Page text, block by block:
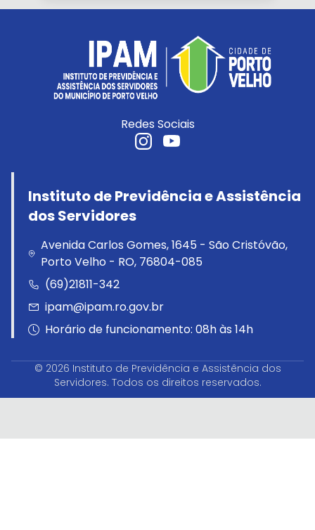
Redes Sociais
Instituto de Previdência e Assistência
dos Servidores
Avenida Carlos Gomes, 1645 - São Cristóvão,
Porto Velho - RO, 76804-085
(69)21811-342
ipam@ipam.ro.gov.br
Horário de funcionamento: 08h às 14h
© 2026 Instituto de Previdência e Assistência dos
Servidores. Todos os direitos reservados.